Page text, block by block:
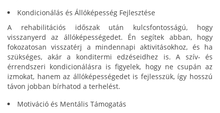
Kondicionálás és Állóképesség Fejlesztése
A rehabilitációs időszak után kulcsfontosságú, hogy
visszanyerd az állóképességedet. Én segítek abban, hogy
fokozatosan visszatérj a mindennapi aktivitásokhoz, és ha
szükséges, akár a konditermi edzéseidhez is. A szív- és
érrendszeri kondicionálásra is figyelek, hogy ne csupán az
izmokat, hanem az állóképességedet is fejlesszük, így hosszú
távon jobban bírhatod a terhelést.
Motiváció és Mentális Támogatás